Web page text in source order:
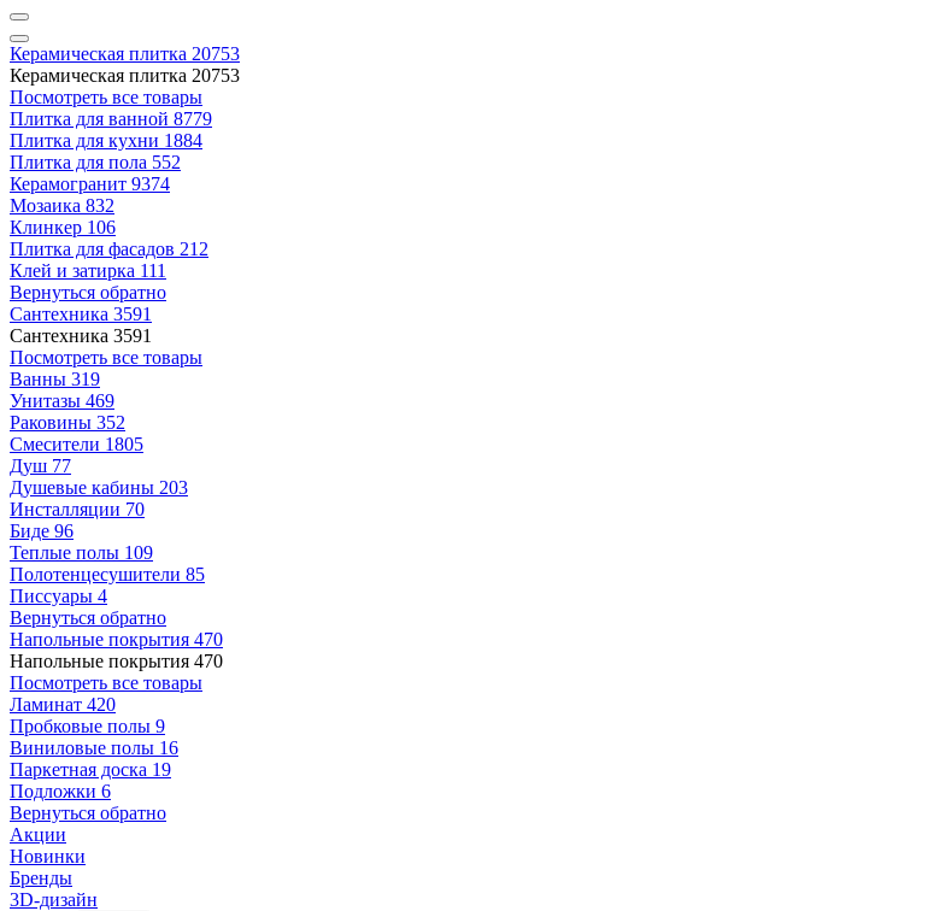
Керамическая плитка 20753
Керамическая плитка 20753
Посмотреть все товары
Плитка для ванной 8779
Плитка для кухни 1884
Плитка для пола 552
Керамогранит 9374
Мозаика 832
Клинкер 106
Плитка для фасадов 212
Клей и затирка 111
Вернуться обратно
Сантехника 3591
Сантехника 3591
Посмотреть все товары
Ванны 319
Унитазы 469
Раковины 352
Смесители 1805
Душ 77
Душевые кабины 203
Инсталляции 70
Биде 96
Теплые полы 109
Полотенцесушители 85
Писсуары 4
Вернуться обратно
Напольные покрытия 470
Напольные покрытия 470
Посмотреть все товары
Ламинат 420
Пробковые полы 9
Виниловые полы 16
Паркетная доска 19
Подложки 6
Вернуться обратно
Акции
Новинки
Бренды
3D-дизайн